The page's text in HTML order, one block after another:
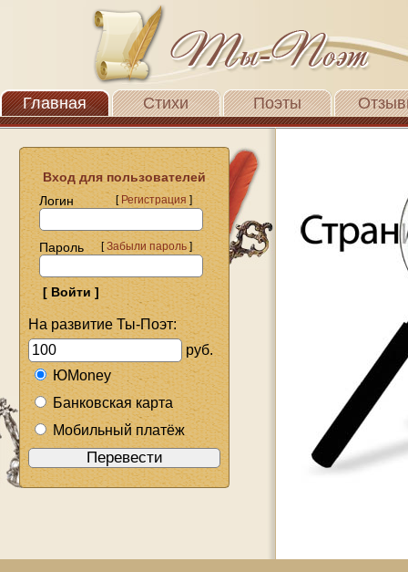
Главная Стихи Поэты
Вход для пользователей
Логин
[Регистрация]
Пароль [Забыли пароль]
На развитие Ты-Поэт:
руб.
ЮMoney
Банковская карта
Мобильный платёж